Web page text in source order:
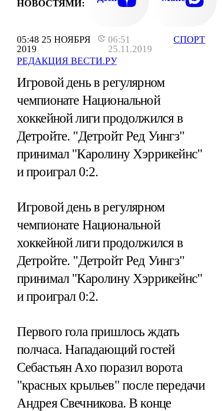
05:48 25 НОЯБРЯ
2019
06:51
25.11.2019
РЕДАКЦИЯ ВЕСТИ.РУ
СПОРТ
НОВОСТЯМИ:
Игровой день в регулярном
чемпионате Национальной
хоккейной лиги продолжился в
Детройте. "Детройт Ред Уингз"
принимал "Каролину Хэррикейнс"
и проиграл 0:2.
Игровой день в регулярном
чемпионате Национальной
хоккейной лиги продолжился в
Детройте. "Детройт Ред Уингз"
принимал "Каролину Хэррикейнс"
и проиграл 0:2.
Первого гола пришлось ждать
полчаса. Нападающий гостей
Себастьян Ахо поразил ворота
"красных крыльев" после передачи
Андрея Свечникова. В конце